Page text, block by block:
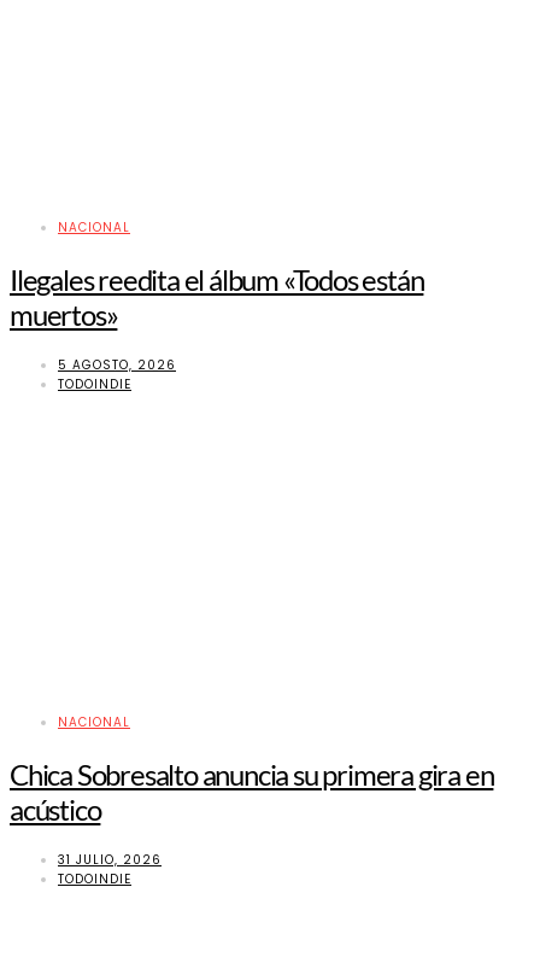
NACIONAL
Ilegales reedita el álbum «Todos están
muertos»
5 AGOSTO, 2026
TODOINDIE
NACIONAL
Chica Sobresalto anuncia su primera gira en
acústico
31 JULIO, 2026
TODOINDIE